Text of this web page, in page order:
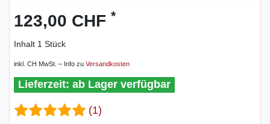
123,00 CHF *
Inhalt 1 Stück
inkl. CH MwSt. – Info zu Versandkosten
ab Lager verfügbar
(1)